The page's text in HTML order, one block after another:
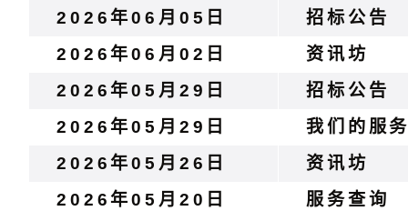
2026年06月05日
招标公告
2026年06月02日
资讯坊
2026年05月29日
招标公告
2026年05月29日
我们的服务
2026年05月26日
资讯坊
2026年05月20日
服务查询